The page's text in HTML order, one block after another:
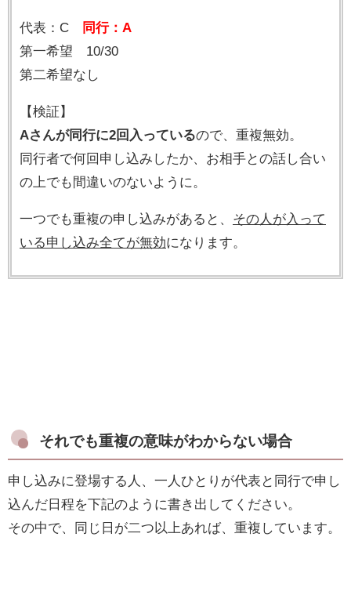
代表：C
同行：A
第一希望 10/30
第二希望なし
【検証】
Aさんが同行に2回入っているので、重複無効。
同行者で何回申し込みしたか、お相手との話し合い
の上でも間違いのないように。
一つでも重複の申し込みがあると、 その人が入って
いる申し込み全てが無効になります。
それでも重複の意味がわからない場合
申し込みに登場する人、一人ひとりが代表と同行で申し
込んだ日程を下記のように書き出してください。
その中で、同じ日が二つ以上あれば、重複しています。